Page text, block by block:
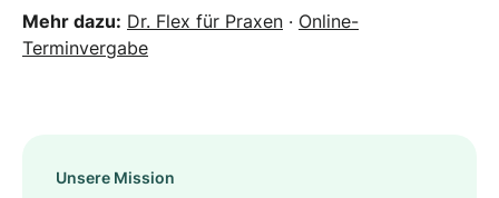
Mehr dazu: Dr. Flex für Praxen · Online-
Terminvergabe
Unsere Mission